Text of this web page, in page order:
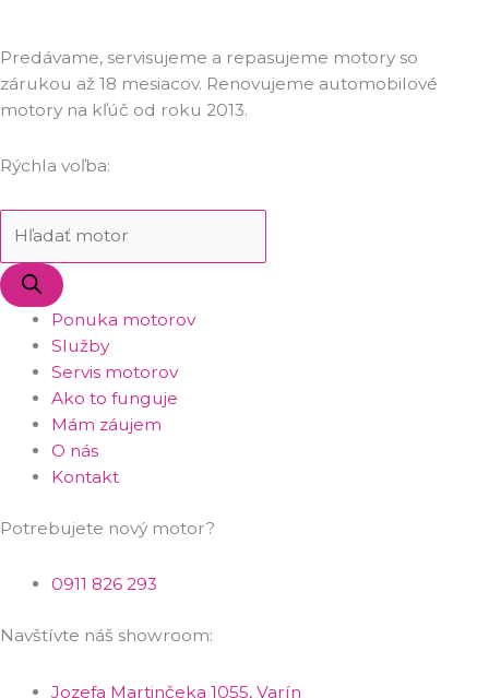
Predávame, servisujeme a repasujeme motory so
zárukou až 18 mesiacov. Renovujeme automobilové
motory na kľúč od roku 2013.
Rýchla voľba:
Ponuka motorov
Služby
Servis motorov
Ako to funguje
Mám záujem
O nás
Kontakt
Potrebujete nový motor?
0911 826 293
Navštívte náš showroom:
Jozefa Martinčeka 1055, Varín